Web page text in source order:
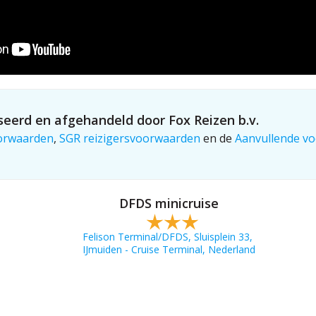
en afgehandeld door Fox Reizen b.v.
, SGR reizigersvoorwaarden en de Aanvullende
DFDS minicruise
Felison Terminal/DFDS, Sluisplein 33,
IJmuiden - Cruise Terminal, Nederland